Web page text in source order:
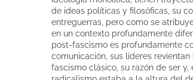
de ideas políticas y filosóficas, su
entreguerras, pero como se
en un contexto profundamente
post-fascismo es profundamente
comunicación, sus líderes
fascismo clásico, su razón de ser